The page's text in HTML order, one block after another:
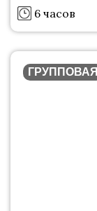
6 часов
ГРУППОВАЯ